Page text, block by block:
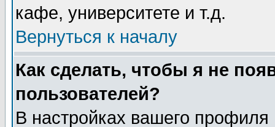
кафе, университете и т.д.
Вернуться к началу
Как сделать, чтобы я не
пользователей?
В настройках вашего